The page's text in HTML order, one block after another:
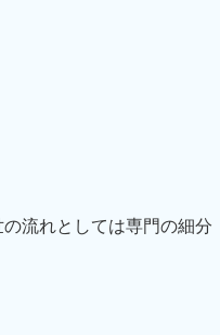
流れとしては専門の細分